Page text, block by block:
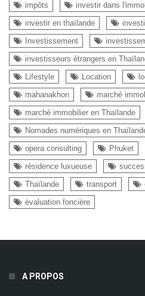
impôts
investir dans
investir en thaïlande
Investissement
investisseurs étrangers en
Lifestyle
Location
mahanakhon
marché
marché immobilier en Thaïlande
Nomades numériques en
opera consulting
Phuket
résidence luxueuse
Thaïlande
transport
évaluation foncière
A PROPOS